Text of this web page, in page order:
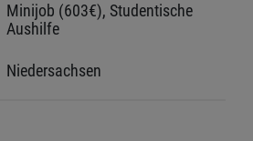
Minijob (603€), Studentische
Aushilfe
Niedersachsen